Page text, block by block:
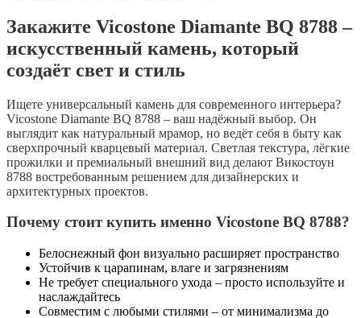
Закажите Vicostone Diamante BQ 8788 –
искусственный камень, который
создаёт свет и стиль
Ищете универсальный камень для современного интерьера?
Vicostone Diamante BQ 8788 – ваш надёжный выбор. Он
выглядит как натуральный мрамор, но ведёт себя в быту как
сверхпрочный кварцевый материал. Светлая текстура, лёгкие
прожилки и премиальный внешний вид делают Викостоун
8788 востребованным решением для дизайнерских и
архитектурных проектов.
Почему стоит купить именно Vicostone BQ 8788?
Белоснежный фон визуально расширяет пространство
Устойчив к царапинам, влаге и загрязнениям
Не требует специального ухода – просто используйте и
наслаждайтесь
Совместим с любыми стилями – от минимализма до